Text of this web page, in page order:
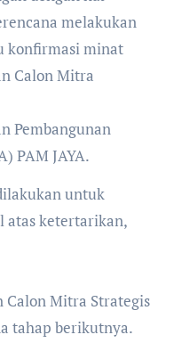
melakukan
konfirmasi minat
Calon Mitra
Pembangunan
PAM JAYA.
untuk
atas ketertarikan,
Mitra Strategis
tahap berikutnya.